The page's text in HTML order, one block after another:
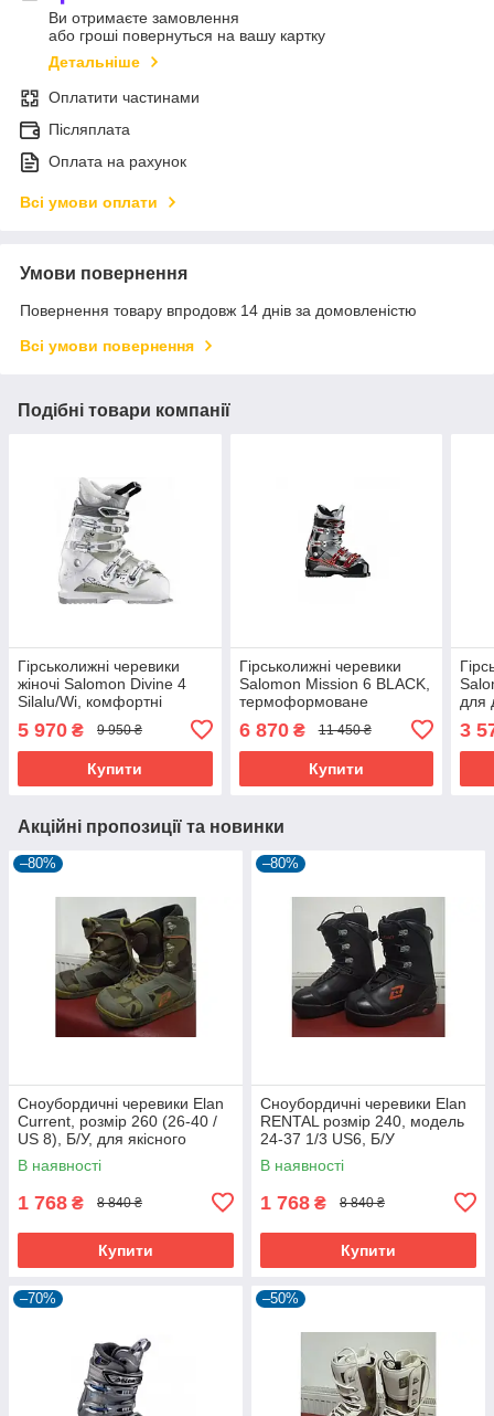
Ви отримаєте замовлення
або гроші повернуться на вашу картку
Детальніше
Оплатити частинами
Післяплата
Оплата на рахунок
Всі умови оплати
Умови повернення
Повернення товару впродовж 14 днів за домовленістю
Всі умови повернення
Подібні товари компанії
Гірськолижні черевики
жіночі Salomon Divine 4
Silalu/Wi, комфортні
внутрішні черевики X Fit
Fusion, жорсткість 45
5 970 ₴ 9 950 ₴
Купити
Гірськолижні черевики
Salomon Mission 6 BLACK,
термоформоване
Fusion.
6 870₴ 11 450 ₴
Купити
для
3
Акційні пропозиції та новинки
–80%
Сноубордичні черевики Elan
Current, розмір 260 (26-40 /
US 8), Б/У, для якісного
катання.
В наявності
1 768 ₴ 8 840 ₴
Купити
–80%
Сноубордичні черевики Elan
RENTAL розмір 240, модель
24-37 1/3 US6, Б/У
В наявності
1 768 ₴ 8 840 ₴
Купити
–70% –50%